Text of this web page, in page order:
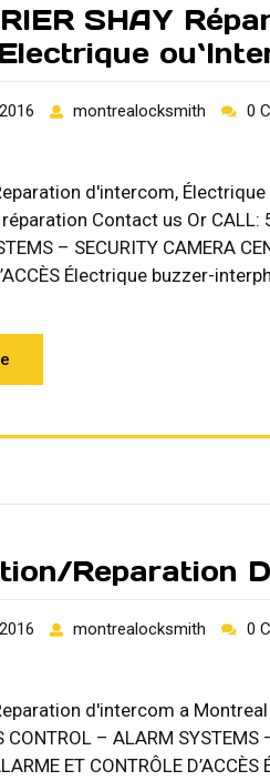
SHAY
montrealocksmith 0
d'intercom,
Contact us Or CALL:
– SECURITY CAMERA
Électrique buzzer-
Reparation
montrealocksmith 0
d'intercom a
– ALARM SYSTEMS
ET CONTRÔLE